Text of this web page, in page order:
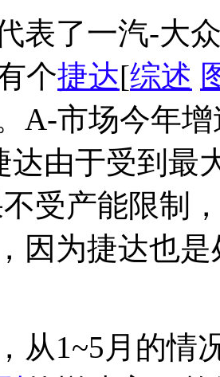
表了一汽-大
个捷达[综述
A-市场今年
达由于受到最
受产能限制
因为捷达也
从1~5月的情